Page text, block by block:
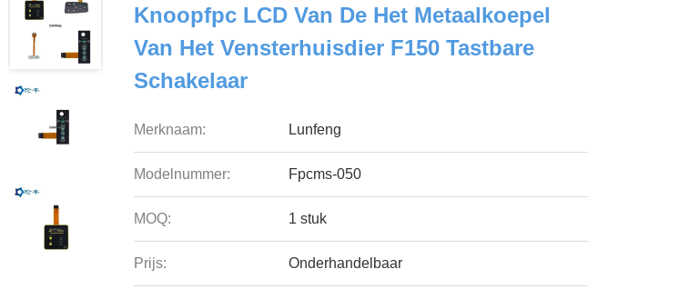
Knoopfpc LCD Van De Het Metaalkoepel
Van Het Vensterhuisdier F150 Tastbare
Schakelaar
Merknaam: Lunfeng
Modelnummer: Fpcms-050
MOQ: 1 stuk
Prijs: Onderhandelbaar